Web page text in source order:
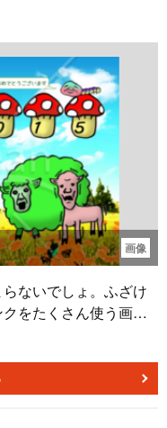
賀詞が、心温まる一
画像
ないでしょ。ふざけ
をたくさん使う画像
せたい人にお勧めで